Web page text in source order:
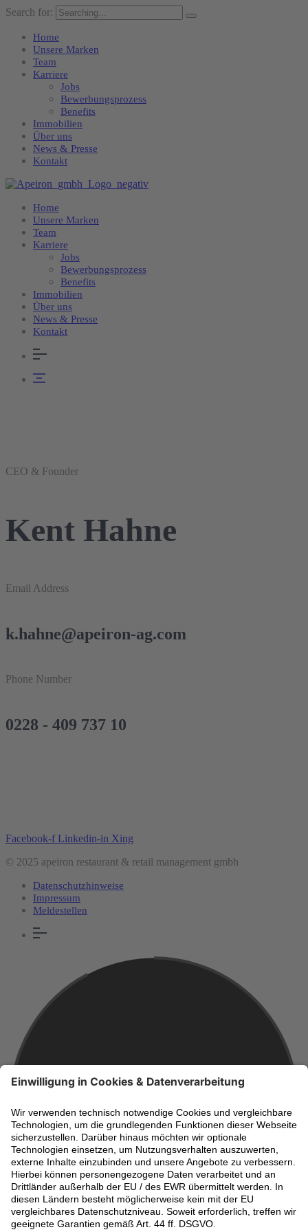
Search for:
Home
Unsere Marken
Team
Karriere
Jobs
Bewerbungsprozess
Benefits
Immobilien
Über uns
News & Presse
Kontakt
Home
Unsere Marken
Team
Karriere
Jobs
Bewerbungsprozess
Benefits
Immobilien
Über uns
News & Presse
Kontakt
CEO & Founder
Kent Hahne
Email Address
k.hahne@apeiron-ag.com
Phone Number
0228 - 409 737 10
Facebook-f Linkedin-in Xing
© 2025 apeiron restaurant & retail management gmbh
Datenschutzhinweise
Impressum
Meldestellen